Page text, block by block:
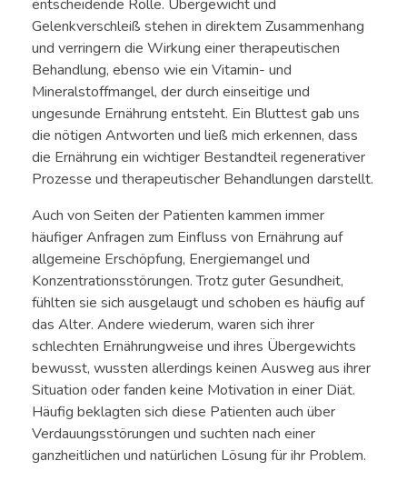
entscheidende Rolle. Übergewicht und
Gelenkverschleiß stehen in direktem Zusammenhang
und verringern die Wirkung einer therapeutischen
Behandlung, ebenso wie ein Vitamin- und
Mineralstoffmangel, der durch einseitige und
ungesunde Ernährung entsteht. Ein Bluttest gab uns
die nötigen Antworten und ließ mich erkennen, dass
die Ernährung ein wichtiger Bestandteil regenerativer
Prozesse und therapeutischer Behandlungen darstellt.
Auch von Seiten der Patienten kammen immer
häufiger Anfragen zum Einfluss von Ernährung auf
allgemeine Erschöpfung, Energiemangel und
Konzentrationsstörungen. Trotz guter Gesundheit,
fühlten sie sich ausgelaugt und schoben es häufig auf
das Alter. Andere wiederum, waren sich ihrer
schlechten Ernährungweise und ihres Übergewichts
bewusst, wussten allerdings keinen Ausweg aus ihrer
Situation oder fanden keine Motivation in einer Diät.
Häufig beklagten sich diese Patienten auch über
Verdauungsstörungen und suchten nach einer
ganzheitlichen und natürlichen Lösung für ihr Problem.